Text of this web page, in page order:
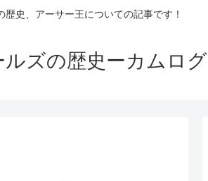
史、アーサー王についての記事です！
ズの歴史ーカムログ